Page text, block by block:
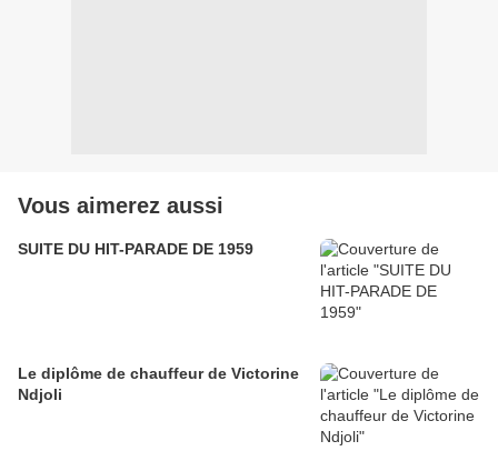
Vous aimerez aussi
SUITE DU HIT-PARADE DE 1959
Le diplôme de chauffeur de Victorine
Ndjoli